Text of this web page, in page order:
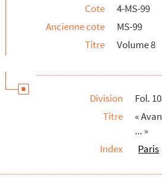
Cote
4-MS-99
Ancienne cote
MS-99
Titre
Volume 8
Division
Fol.
Titre
«
... »
Index
Paris